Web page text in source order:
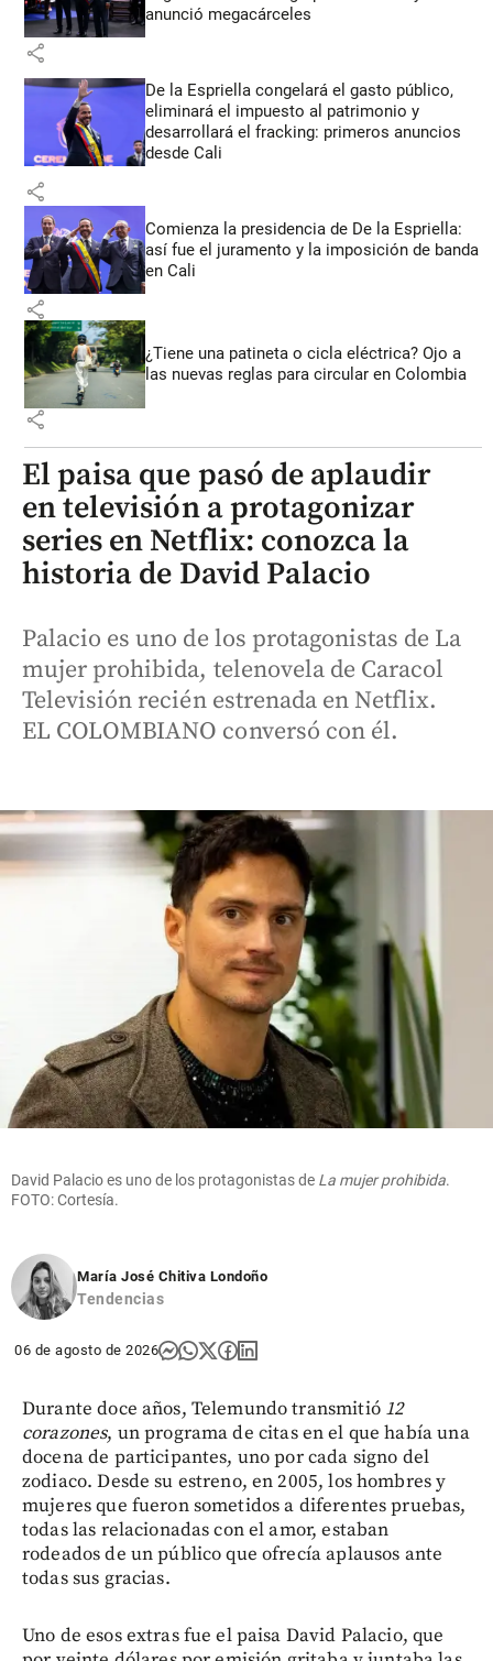
anunció megacárceles
share
De la Espriella congelará el gasto público,
eliminará el impuesto al patrimonio y
desarrollará el fracking: primeros anuncios
desde Cali
share
Comienza la presidencia de De la Espriella:
así fue el juramento y la imposición de banda
en Cali
share
¿Tiene una patineta o cicla eléctrica? Ojo a
las nuevas reglas para circular en Colombia
share
El paisa que pasó de aplaudir
en televisión a protagonizar
series en Netflix: conozca la
historia de David Palacio
Palacio es uno de los protagonistas de La
mujer prohibida, telenovela de Caracol
Televisión recién estrenada en Netflix.
EL COLOMBIANO conversó con él.
David Palacio es uno de los protagonistas de La mujer prohibida.
FOTO: Cortesía.
María José Chitiva Londoño
Tendencias
06 de agosto de 2026
Durante doce años, Telemundo transmitió 12
corazones, un programa de citas en el que había una
docena de participantes, uno por cada signo del
zodiaco. Desde su estreno, en 2005, los hombres y
mujeres que fueron sometidos a diferentes pruebas,
todas las relacionadas con el amor, estaban
rodeados de un público que ofrecía aplausos ante
todas sus gracias.
Uno de esos extras fue el paisa David Palacio, que